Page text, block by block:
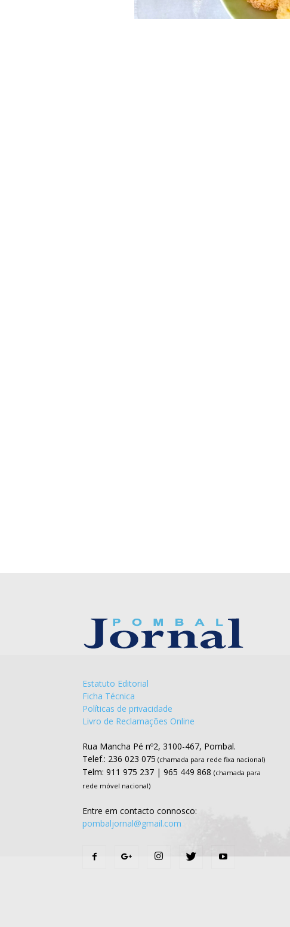
Estatuto Editorial
Ficha Técnica
Políticas de privacidade
Livro de Reclamações Online
Rua Mancha Pé nº2, 3100-467, Pombal.
Telef.: 236 023 075 (chamada para rede fixa nacional)
Telm: 911 975 237 | 965 449 868 (chamada para
rede móvel nacional)
Entre em contacto connosco:
pombaljornal@gmail.com